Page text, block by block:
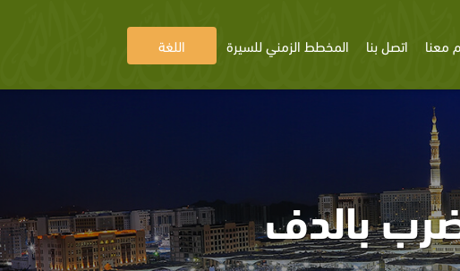
معنا اتصل بنا المخطط الزمني للسيرة اللغة
بالدف